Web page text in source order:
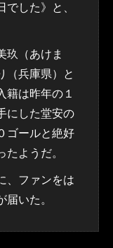
した》と、
玖（あけま
（兵庫県）と
籍は昨年の１
にした堂安の
ゴールと絶好
ようだ。
、ファンをは
いた。